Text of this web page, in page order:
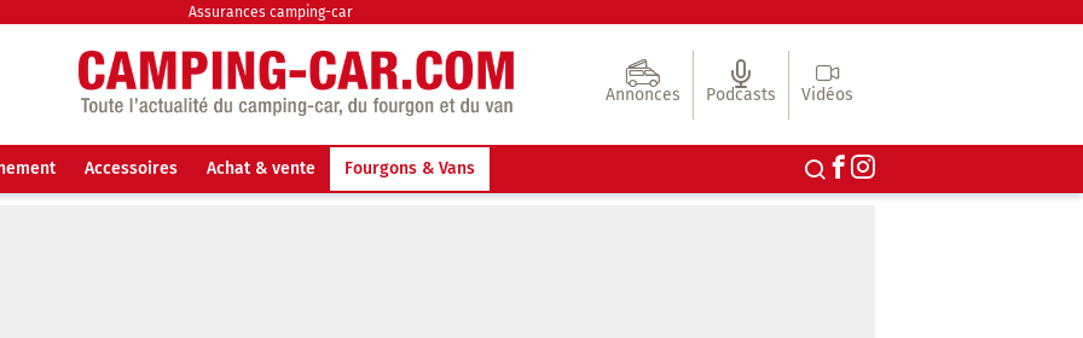
Assurances camping-car
Annonces Podcasts Vidéos
Accessoires Achat & vente Fourgons & Vans